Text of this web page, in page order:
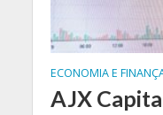
ECONOMIA E
AJX